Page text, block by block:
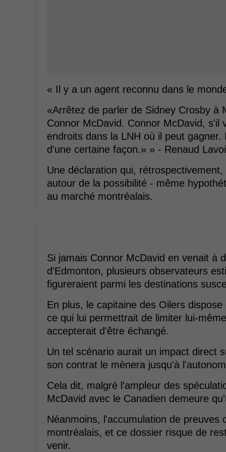
« Il y a un agent reconnu dans le
«Arrêtez de parler de Sidney Crosby à
Connor McDavid. Connor McDavid, s'il
endroits dans la LNH où il peut
d'une certaine façon.» » - Renaud
Une déclaration qui,
autour de la possibilité - même
au marché montréalais.
Si jamais Connor McDavid en venait à
d'Edmonton, plusieurs observateurs
figureraient parmi les destinations
En plus, le capitaine des Oilers
ce qui lui permettrait de limiter lui-
accepterait d'être échangé.
Un tel scénario aurait un impact direct
son contrat le mènera jusqu'à
Cela dit, malgré l'ampleur des
McDavid avec le Canadien demeure
Néanmoins, l'accumulation de preuves
montréalais, et ce dossier risque de
venir.